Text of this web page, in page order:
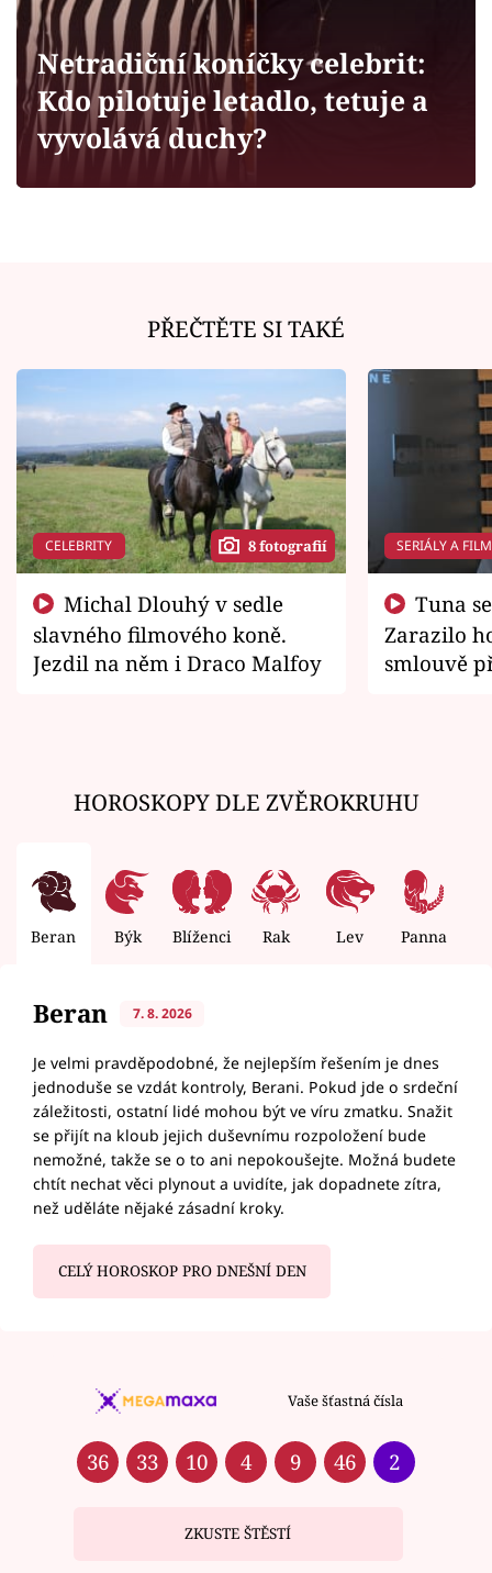
Sledujte prima+
Filmový festival Karlovy Vary
Sledujte nás
Netradiční koníčky celebrit:
Kdo pilotuje letadlo, tetuje a
vyvolává duchy?
PŘEČTĚTE SI TAKÉ
CELEBRITY 8 fotografií
slavného filmového koně.
Jezdil na něm i Draco Malfoy
SERIÁLY A
Zarazilo
smlouvě
HOROSKOPY DLE ZVĚROKRUHU
Beran Býk Blíženci Rak Lev Panna
Beran 7. 8. 2026
Je velmi pravděpodobné, že nejlepším řešením je dnes
jednoduše se vzdát kontroly, Berani. Pokud jde o srdeční
záležitosti, ostatní lidé mohou být ve víru zmatku. Snažit
se přijít na kloub jejich duševnímu rozpoložení bude
nemožné, takže se o to ani nepokoušejte. Možná budete
chtít nechat věci plynout a uvidíte, jak dopadnete zítra,
než uděláte nějaké zásadní kroky.
CELÝ HOROSKOP PRO DNEŠNÍ DEN
Vaše šťastná čísla
36 33 10 4 9 46 2
ZKUSTE ŠTĚSTÍ